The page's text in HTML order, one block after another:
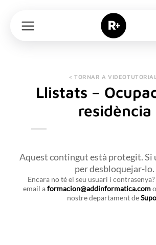
content
< TORNAR A
Llistats –
residència
Aquest contingut està protegit. Si
per desbloquejar-lo.
Encara no té el seu usuari i
email aformacion@addinformatica.com
nostre departament de